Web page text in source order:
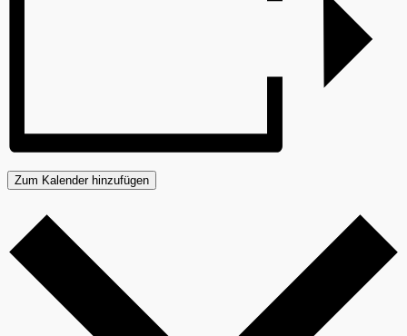
Zum Kalender hinzufügen